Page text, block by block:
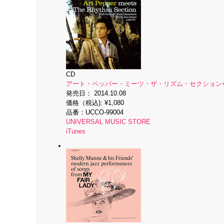
CD
アート・ペッパー・ミーツ・ザ・リズム・セクション
発売日： 2014.10.08
価格（税込): ¥1,080
品番： UCCO-99004
UNIVERSAL MUSIC STORE
iTunes